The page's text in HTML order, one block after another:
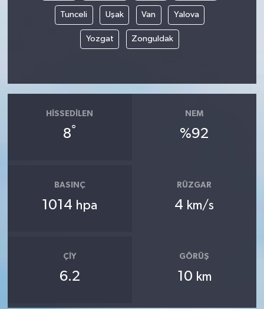
Tunceli Uşak Van Yalova
Yozgat Zonguldak
HISSEDILEN
8°
NEM
%92
BASINÇ
1014 hpa
RÜZGAR
4 km/s
ÇIY
6.2
GÖRÜŞ
10 km